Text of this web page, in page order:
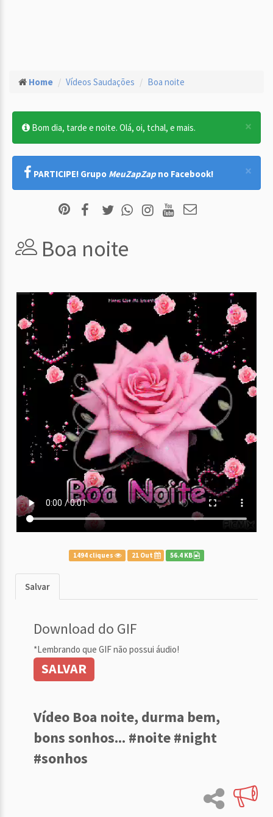
Home Vídeos Saudações Boa noite
×
Bom dia, tarde e noite. Olá, oi, tchal, e mais.
×
PARTICIPE! Grupo MeuZapZap no Facebook!
Boa noite
1494 cliques 21 Out 56.4 KB
Salvar
Download do GIF
*Lembrando que GIF não possui áudio!
SALVAR
Vídeo Boa noite, durma bem,
bons sonhos... #noite #night
#sonhos